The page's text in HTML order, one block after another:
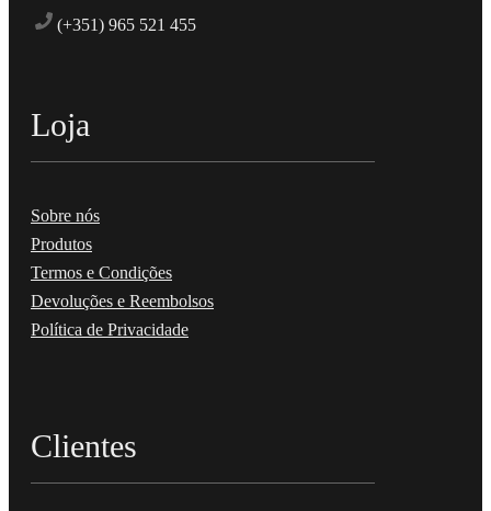
(+351) 965 521 455
Loja
Sobre nós
Produtos
Termos e Condições
Devoluções e Reembolsos
Política de Privacidade
Clientes